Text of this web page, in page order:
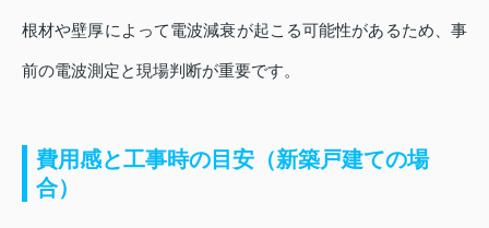
根材や壁厚によって電波減衰が起こる可能性があるため、事
前の電波測定と現場判断が重要です。
費用感と工事時の目安（新築戸建ての場
合）